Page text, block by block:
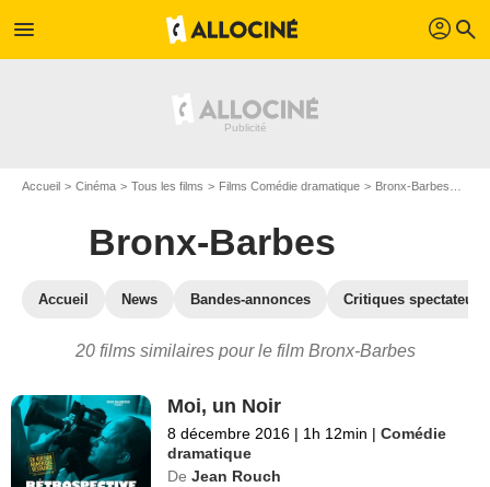
menu profil search
Accueil Cinéma Tous les films Films Comédie dramatique Bronx-Barbes
Bronx-Barbes
Accueil News Bandes-annonces Critiques spectateurs
20 films similaires pour le film Bronx-Barbes
Moi, un Noir
8 décembre 2016 | 1h 12min | Comédie
dramatique
De Jean Rouch